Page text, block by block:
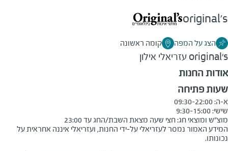
original's
הצג על המפה קומה ראשונה
original's עזריאלי אילון
אודות החנות
שעות פתיחה
מוצ״ש ומוצאי חג: חצי שעה מצאת השבת/החג עד 23:00
המידע האמור נמסר לעזריאלי על-ידי החנות, ועזריאלי איננה אחראית על